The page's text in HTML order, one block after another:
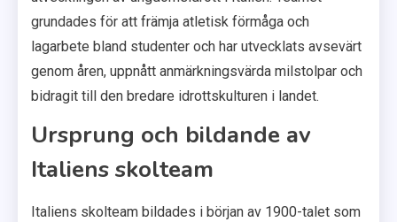
grundades för att främja atletisk förmåga och
lagarbete bland studenter och har utvecklats avsevärt
genom åren, uppnått anmärkningsvärda milstolpar och
bidragit till den bredare idrottskulturen i landet.
Ursprung och bildande av
Italiens skolteam
Italiens skolteam bildades i början av 1900-talet som